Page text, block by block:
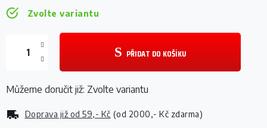
Zvolte variantu
Doprava již od 59,- Kč (od 2000,- Kč zdarma)
PŘIDAT DO KOŠÍKU
Můžeme doručit již: Zvolte variantu